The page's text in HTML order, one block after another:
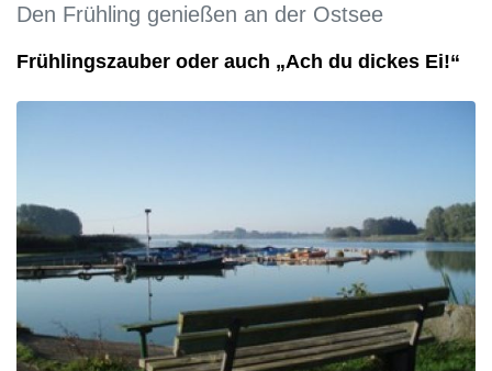
Den Frühling genießen an der Ostsee
Frühlingszauber oder auch „Ach du dickes Ei!“